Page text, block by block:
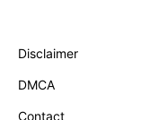
Disclaimer
DMCA
Contact